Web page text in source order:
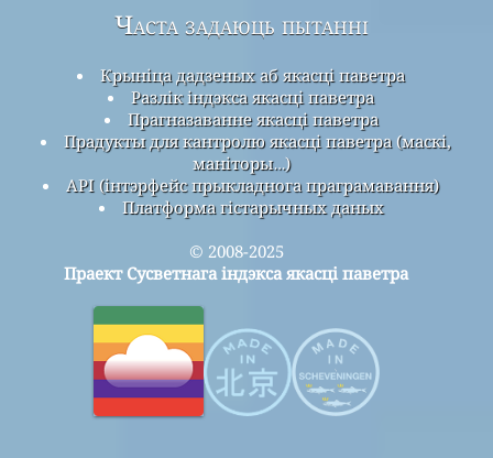
Часта задаюць пытанні
Крыніца дадзеных аб якасці паветра
Разлік індэкса якасці паветра
Прагназаванне якасці паветра
Прадукты для кантролю якасці паветра (маскі,
маніторы…)
API (інтэрфейс прыкладнога праграмавання)
Платформа гістарычных даных
© 2008-2025
Праект Сусветнага індэкса якасці паветра